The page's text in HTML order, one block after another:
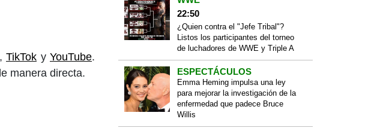
, TikTok y YouTube.
manera directa.
22:50
¿Quien contra el "Jefe Tribal"?
Listos los participantes del torneo
de luchadores de WWE y Triple A
ESPECTÁCULOS
Emma Heming impulsa una ley
para mejorar la investigación de la
enfermedad que padece Bruce
Willis